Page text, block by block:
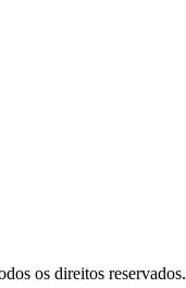
os direitos reservados.